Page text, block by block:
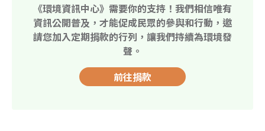
《環境資訊中心》需要你的支持！我們相信唯有
資訊公開普及，才能促成民眾的參與和行動，邀
請您加入定期捐款的行列，讓我們持續為環境發
聲。
前往捐款